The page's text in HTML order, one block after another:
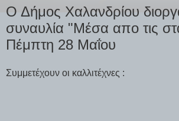
Ο Δήμος Χαλανδρίου
συναυλία "Μέσα απο τις
Πέμπτη 28 Μαΐου
Συμμετέχουν οι καλλιτέχνες :